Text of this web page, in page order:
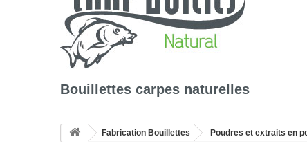
Bouillettes carpes naturelles
Fabrication Bouillettes Poudres et extraits en